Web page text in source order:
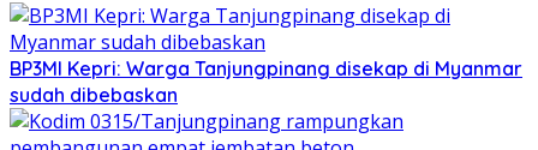
BP3MI Kepri: Warga Tanjungpinang disekap di Myanmar
sudah dibebaskan